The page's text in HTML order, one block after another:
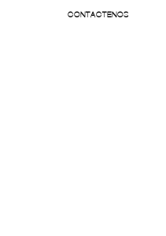
CONTACTENOS